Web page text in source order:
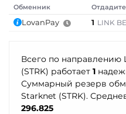
THETA
Tron (TRX)
TrueUSD (TUSD)
ERC20 TRC20 BEP
Обменник Отдадите
LovanPay 1 LINK
Всего по направлению
(STRK) работает 1
Суммарный резерв
Starknet (STRK).
296.825